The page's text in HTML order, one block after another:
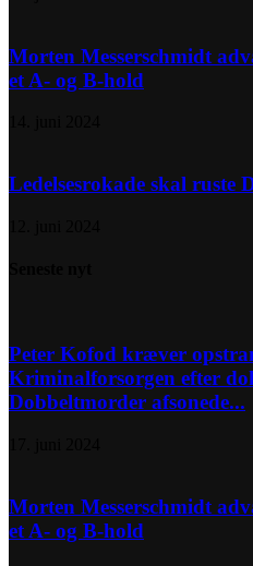
Morten Messerschmidt
et A- og B-hold
Ledelsesrokade skal ruste
Peter Kofod kræver
Kriminalforsorgen efter
Dobbeltmorder afsonede...
Morten Messerschmidt
et A- og B-hold